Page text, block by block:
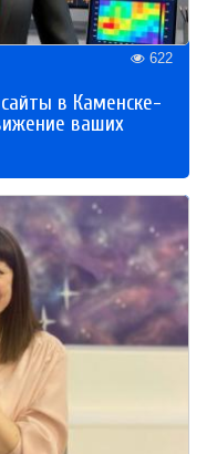
622
в Каменске-
ваших